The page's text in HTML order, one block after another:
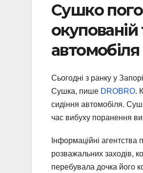
Сушко
окупованій
автомобіля
Сьогодні з ранку у
Сушка, пише DROBRO.
сидіння автомобіля.
час вибуху поранення
Інформаційні
розважальних заходів,
перебувала дочка його